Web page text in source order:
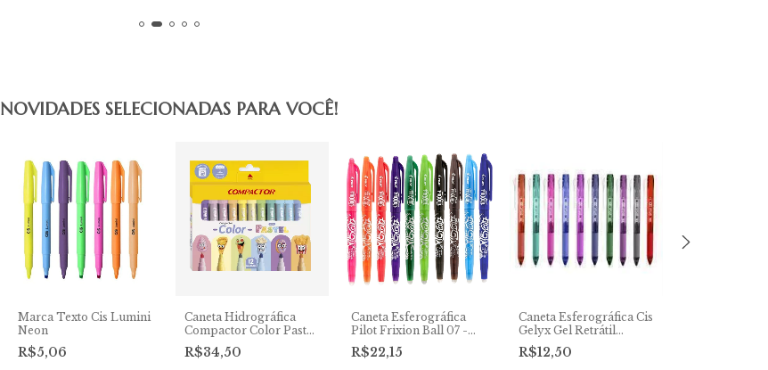
NOVIDADES SELECIONADAS PARA VOCÊ!
Marca Texto Cis Lumini
Neon
R$5,06
Caneta Hidrográfica
Compactor Color Pastel
12 cores
R$34,50
Caneta Esferográfica
Pilot Frixion Ball 07 -
unidade
R$22,15
Caneta Esferográfica Cis
Gelyx Gel Retrátil
Apagável
R$12,50